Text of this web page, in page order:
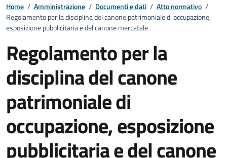
Home / Amministrazione / Documenti e dati / Atto normativo /
Regolamento per la disciplina del canone patrimoniale di occupazione,
esposizione pubblicitaria e del canone mercatale
Regolamento per la
disciplina del canone
patrimoniale di
occupazione, esposizione
pubblicitaria e del canone